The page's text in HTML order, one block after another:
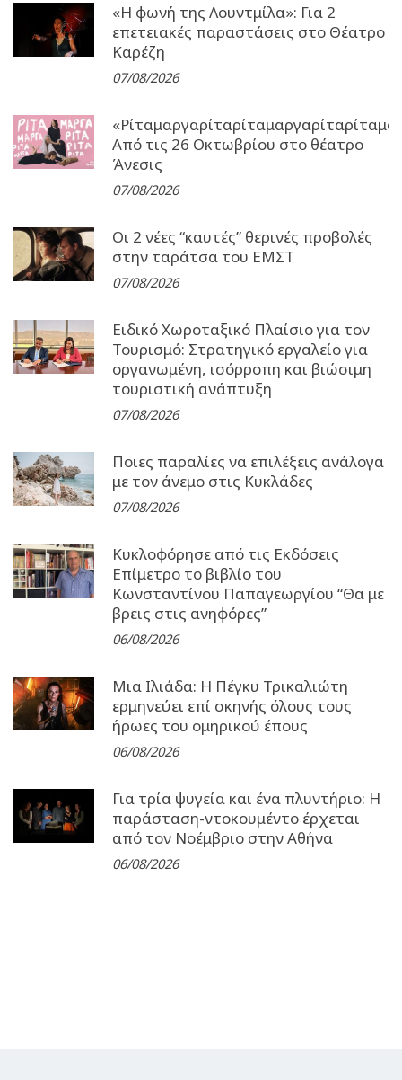
«Η φωνή της Λουντμίλα»: Για 2
επετειακές παραστάσεις στο Θέατρο
Καρέζη
07/08/2026
Από τις 26 Οκτωβρίου στο θέατρο
Άνεσις
07/08/2026
Οι 2 νέες “καυτές” θερινές προβολές
στην ταράτσα του ΕΜΣΤ
07/08/2026
Ειδικό Χωροταξικό Πλαίσιο για τον
Τουρισμό: Στρατηγικό εργαλείο για
οργανωμένη, ισόρροπη και βιώσιμη
τουριστική ανάπτυξη
07/08/2026
Ποιες παραλίες να επιλέξεις ανάλογα
με τον άνεμο στις Κυκλάδες
07/08/2026
Κυκλοφόρησε από τις Εκδόσεις
Επίμετρο το βιβλίο του
Κωνσταντίνου Παπαγεωργίου “Θα με
βρεις στις ανηφόρες”
06/08/2026
Μια Ιλιάδα: H Πέγκυ Τρικαλιώτη
ερμηνεύει επί σκηνής όλους τους
ήρωες του ομηρικού έπους
06/08/2026
Για τρία ψυγεία και ένα πλυντήριο: Η
παράσταση-ντοκουμέντο έρχεται
από τον Νοέμβριο στην Αθήνα
06/08/2026